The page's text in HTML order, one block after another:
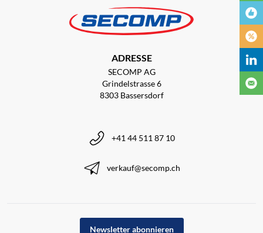
ADRESSE
SECOMP AG
Grindelstrasse 6
8303 Bassersdorf
+41 44 511 87 10
verkauf@secomp.ch
Newsletter abonnieren